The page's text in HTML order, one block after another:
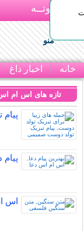
بـیتوتــه
منو
خانه اخبار داغ
تازه های اس ام
اس